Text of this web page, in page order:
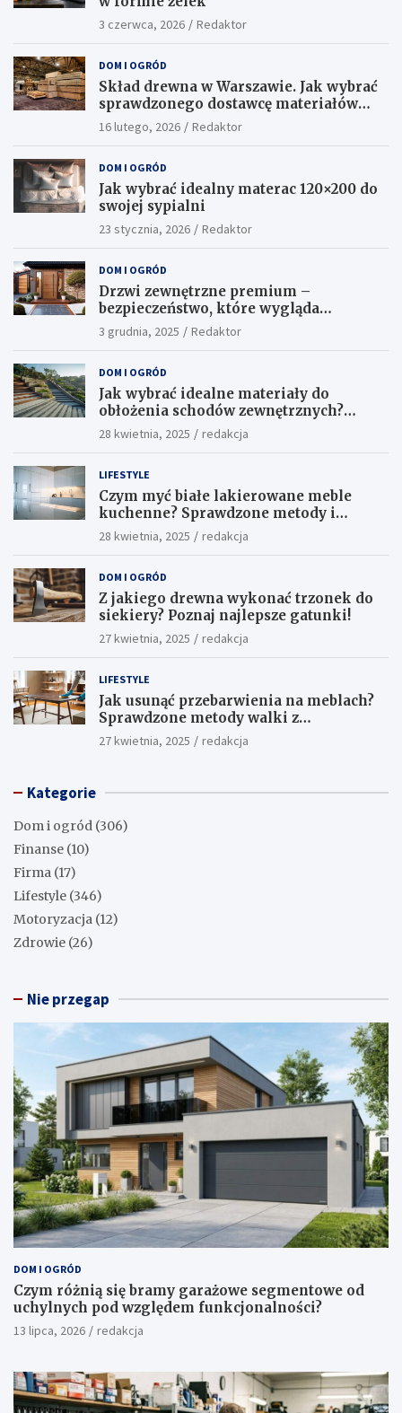
3 czerwca, 2026 Redaktor
DOM I OGRÓD
Skład drewna w Warszawie. Jak wybrać
sprawdzonego dostawcę materiałów
konstrukcyjnych?
16 lutego, 2026 Redaktor
DOM I OGRÓD
Jak wybrać idealny materac 120×200 do
swojej sypialni
23 stycznia, 2026 Redaktor
DOM I OGRÓD
Drzwi zewnętrzne premium –
bezpieczeństwo, które wygląda
ekskluzywnie
3 grudnia, 2025 Redaktor
DOM I OGRÓD
Jak wybrać idealne materiały do
obłożenia schodów zewnętrznych?
Praktyczne porady i inspiracje
28 kwietnia, 2025 redakcja
LIFESTYLE
Czym myć białe lakierowane meble
kuchenne? Sprawdzone metody i
skuteczne środki
28 kwietnia, 2025 redakcja
DOM I OGRÓD
Z jakiego drewna wykonać trzonek do
siekiery? Poznaj najlepsze gatunki!
27 kwietnia, 2025 redakcja
LIFESTYLE
Jak usunąć przebarwienia na meblach?
Sprawdzone metody walki z
uciążliwymi plamami!
27 kwietnia, 2025 redakcja
Kategorie
Dom i ogród (306)
Finanse (10)
Firma (17)
Lifestyle (346)
Motoryzacja (12)
Zdrowie (26)
Nie przegap
DOM I OGRÓD
Czym różnią się bramy garażowe segmentowe od
uchylnych pod względem funkcjonalności?
13 lipca, 2026 redakcja